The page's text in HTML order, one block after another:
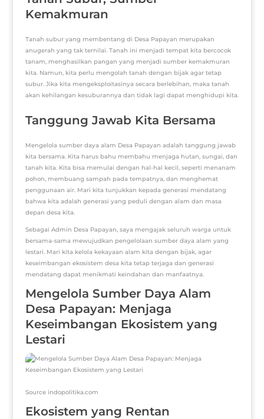
Kemakmuran
Tanah subur yang membentang di Desa Papayan merupakan
anugerah yang tak ternilai. Tanah ini menjadi tempat kita bercocok
tanam, menghasilkan pangan yang menjadi sumber kemakmuran
kita. Namun, kita perlu mengolah tanah dengan bijak agar tetap
subur. Jika kita mengeksploitasinya secara berlebihan, maka tanah
akan kehilangan kesuburannya dan tidak lagi dapat menghidupi kita.
Tanggung Jawab Kita Bersama
Mengelola sumber daya alam Desa Papayan adalah tanggung jawab
kita bersama. Kita harus bahu membahu menjaga hutan, sungai, dan
tanah kita. Kita bisa memulai dengan hal-hal kecil, seperti menanam
pohon, membuang sampah pada tempatnya, dan menghemat
penggunaan air. Mari kita tunjukkan kepada generasi mendatang
bahwa kita adalah generasi yang peduli dengan alam dan masa
depan desa kita.
Sebagai Admin Desa Papayan, saya mengajak seluruh warga untuk
bersama-sama mewujudkan pengelolaan sumber daya alam yang
lestari. Mari kita kelola kekayaan alam kita dengan bijak, agar
keseimbangan ekosistem desa kita tetap terjaga dan generasi
mendatang dapat menikmati keindahan dan manfaatnya.
Mengelola Sumber Daya Alam
Desa Papayan: Menjaga
Keseimbangan Ekosistem yang
Lestari
Source indopolitika.com
Ekosistem yang Rentan